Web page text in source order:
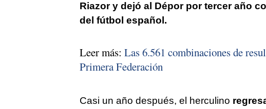
Riazor y dejó al Dépor por tercer año
del fútbol español.
Leer más: Las 6.561 combinaciones de
Primera Federación
Casi un año después, el herculino